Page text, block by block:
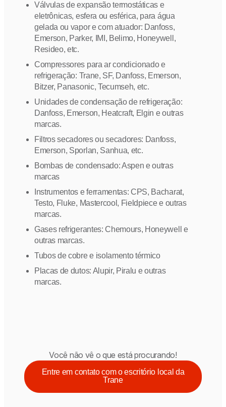
Válvulas de expansão termostáticas e
eletrônicas, esfera ou esférica, para água
gelada ou vapor e com atuador: Danfoss,
Emerson, Parker, IMI, Belimo, Honeywell,
Resideo, etc.
Compressores para ar condicionado e
refrigeração: Trane, SF, Danfoss, Emerson,
Bitzer, Panasonic, Tecumseh, etc.
Unidades de condensação de refrigeração:
Danfoss, Emerson, Heatcraft, Elgin e outras
marcas.
Filtros secadores ou secadores: Danfoss,
Emerson, Sporlan, Sanhua, etc.
Bombas de condensado: Aspen e outras
marcas
Instrumentos e ferramentas: CPS, Bacharat,
Testo, Fluke, Mastercool, Fieldpiece e outras
marcas.
Gases refrigerantes: Chemours, Honeywell e
outras marcas.
Tubos de cobre e isolamento térmico
Placas de dutos: Alupir, Piralu e outras
marcas.
Você não vê o que está procurando!
Entre em contato com o escritório local da
Trane